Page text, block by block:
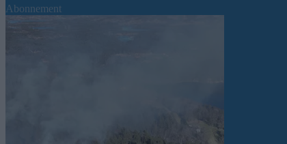
Abonnement